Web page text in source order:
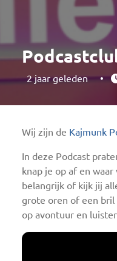
2 jaar geleden •
Wij zijn de Kajmunk
In deze Podcast
knap je op af en
belangrijk of kijk jij
grote oren of een bril
op avontuur en